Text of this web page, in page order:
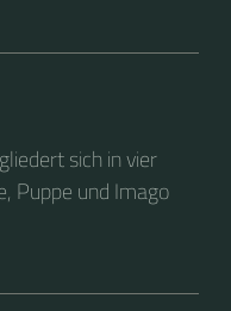
sich in vier
Puppe und Imago